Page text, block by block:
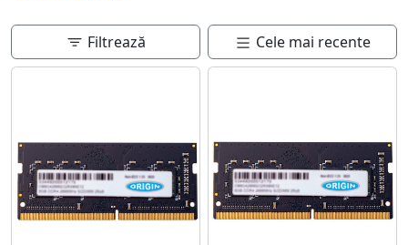
temperaturii in limite normale. Toate aceste
componente sunt disponibile pentru inlocuire sau
upgrade, extinzand astfel durata de viata a laptopului.
Filtrează Cele mai recente